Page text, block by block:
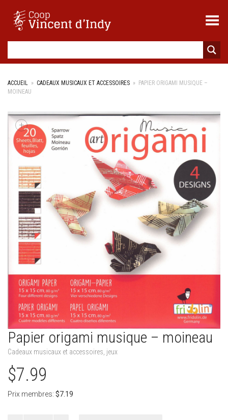
Toggle Menu
ACCUEIL » CADEAUX MUSICAUX ET ACCESSOIRES » PAPIER ORIGAMI MUSIQUE –
MOINEAU
+
Papier origami musique – moineau
Cadeaux musicaux et accessoires jeux
$7.99
Prix membres: $7.19